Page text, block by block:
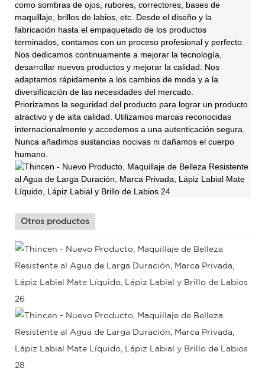
como sombras de ojos, rubores, correctores, bases de
maquillaje, brillos de labios, etc. Desde el diseño y la
fabricación hasta el empaquetado de los productos
terminados, contamos con un proceso profesional y perfecto.
Nos dedicamos continuamente a mejorar la tecnología,
desarrollar nuevos productos y mejorar la calidad. Nos
adaptamos rápidamente a los cambios de moda y a la
diversificación de las necesidades del mercado.
Priorizamos la seguridad del producto para lograr un producto
atractivo y de alta calidad. Utilizamos marcas reconocidas
internacionalmente y accedemos a una autenticación segura.
Nunca añadimos sustancias nocivas ni dañamos el cuerpo
humano.
Otros productos